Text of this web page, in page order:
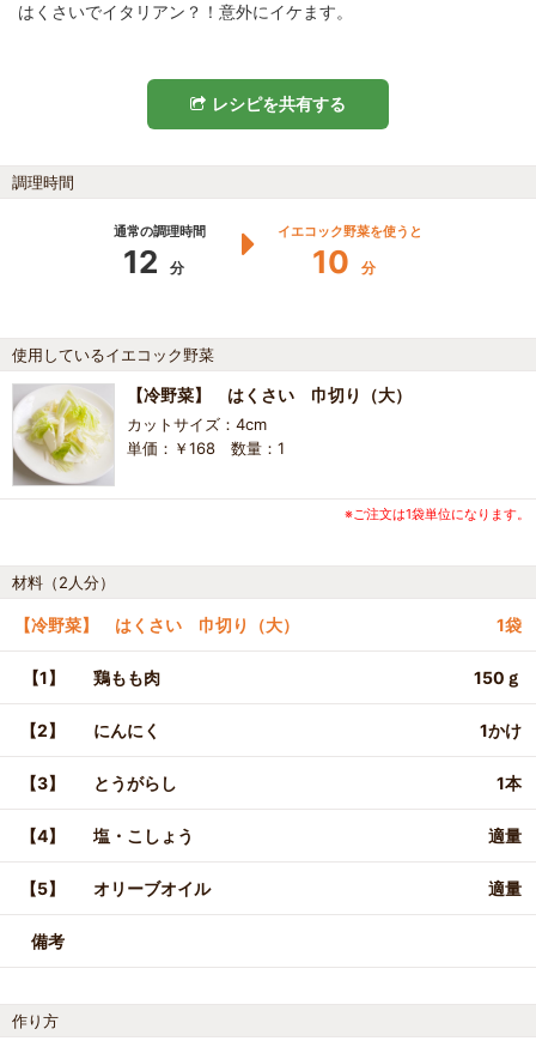
はくさいでイタリアン？！意外にイケます。
レシピを共有する
調理時間
通常の調理時間
12 分
イエコック野菜を使うと
10 分
使用しているイエコック野菜
【冷野菜】 はくさい 巾切り（大）
カットサイズ：4cm
単価：￥168 数量：1
※ご注文は1袋単位になります。
材料（2人分）
【冷野菜】 はくさい 巾切り（大） 1袋
【1】 鶏もも肉 150ｇ
【2】 にんにく 1かけ
【3】 とうがらし 1本
【4】 塩・こしょう 適量
【5】 オリーブオイル 適量
備考
作り方